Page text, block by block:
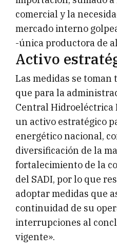
comercial y la
mercado interno
-única productora de
Activo
Las medidas se
que para la
Central
un activo estratégico
energético nacional,
diversificación de la
fortalecimiento de la
del SADI, por lo que
adoptar medidas que
continuidad de su
interrupciones al
vigente».